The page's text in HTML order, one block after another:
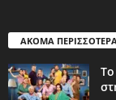
ΑΚΟΜΑ